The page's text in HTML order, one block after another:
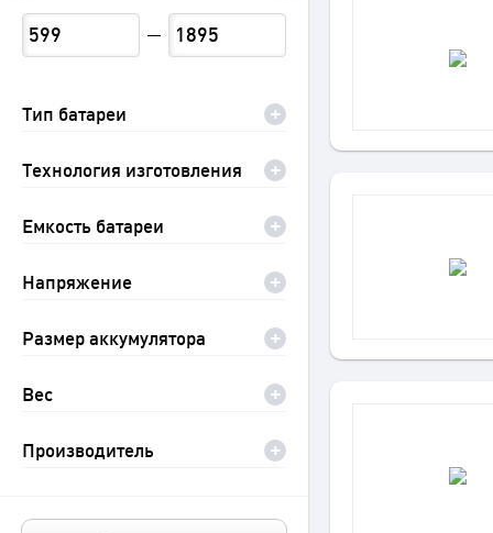
Тип батареи
Технология изготовления
Емкость батареи
Напряжение
Размер аккумулятора
Вес
Производитель